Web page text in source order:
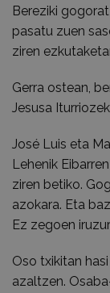
Bereziki
pasatu zuen
ziren
Gerra ostean,
Jesusa
José Luis eta
Lehenik
ziren betiko.
azokara. Eta
Ez zegoen
Oso txikitan
azaltzen.